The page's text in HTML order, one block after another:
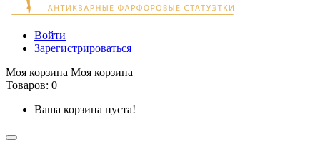
Войти
Зарегистрироваться
Моя корзина Моя корзина
Товаров: 0
Ваша корзина пуста!